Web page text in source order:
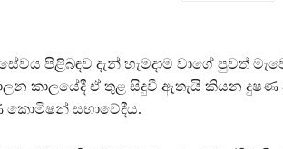
පිළිබඳව දැන් හැමදාම වාගේ පුවත්
කාලයේදී ඒ තුළ සිදුවී ඇතැයි කියන දුෂණ
කොමිෂන් සභාවේදීය.